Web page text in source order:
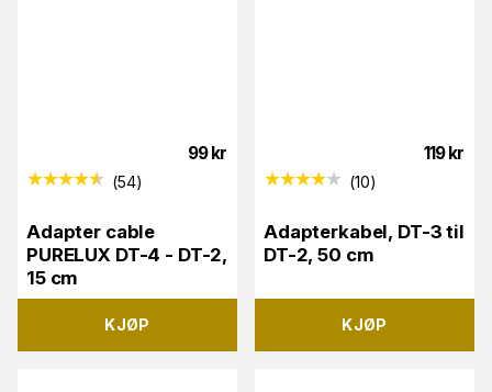
99 kr
(54)
Adapter cable
PURELUX DT-4 - DT-2,
15 cm
KJØP
119 kr
(10)
Adapterkabel, DT-3 til
DT-2, 50 cm
KJØP